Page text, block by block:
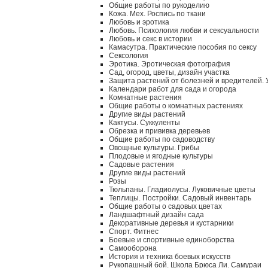
Общие работы по рукоделию
Кожа. Мех. Роспись по ткани
Любовь и эротика
Любовь. Психология любви и сексуальности
Любовь и секс в истории
Камасутра. Практические пособия по сексу
Сексология
Эротика. Эротическая фотография
Сад, огород, цветы, дизайн участка
Защита растений от болезней и вредителей.
Календари работ для сада и огорода
Комнатные растения
Общие работы о комнатных растениях
Другие виды растений
Кактусы. Суккуленты
Обрезка и прививка деревьев
Общие работы по садоводству
Овощные культуры. Грибы
Плодовые и ягодные культуры
Садовые растения
Другие виды растений
Розы
Тюльпаны. Гладиолусы. Луковичные цветы
Теплицы. Постройки. Садовый инвентарь
Общие работы о садовых цветах
Ландшафтный дизайн сада
Декоративные деревья и кустарники
Спорт. Фитнес
Боевые и спортивные единоборства
Самооборона
История и техника боевых искусств
Рукопашный бой. Школа Брюса Ли. Самураи